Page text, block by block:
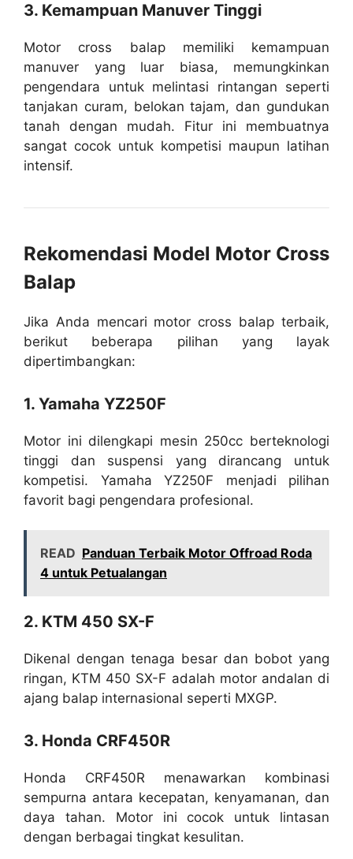
3. Kemampuan Manuver Tinggi
Motor cross balap memiliki kemampuan
manuver yang luar biasa, memungkinkan
pengendara untuk melintasi rintangan seperti
tanjakan curam, belokan tajam, dan gundukan
tanah dengan mudah. Fitur ini membuatnya
sangat cocok untuk kompetisi maupun latihan
intensif.
Rekomendasi Model Motor Cross
Balap
Jika Anda mencari motor cross balap terbaik,
berikut beberapa pilihan yang layak
dipertimbangkan:
1. Yamaha YZ250F
Motor ini dilengkapi mesin 250cc berteknologi
tinggi dan suspensi yang dirancang untuk
kompetisi. Yamaha YZ250F menjadi pilihan
favorit bagi pengendara profesional.
READ Panduan Terbaik Motor Offroad Roda
4 untuk Petualangan
2. KTM 450 SX-F
Dikenal dengan tenaga besar dan bobot yang
ringan, KTM 450 SX-F adalah motor andalan di
ajang balap internasional seperti MXGP.
3. Honda CRF450R
Honda CRF450R menawarkan kombinasi
sempurna antara kecepatan, kenyamanan, dan
daya tahan. Motor ini cocok untuk lintasan
dengan berbagai tingkat kesulitan.